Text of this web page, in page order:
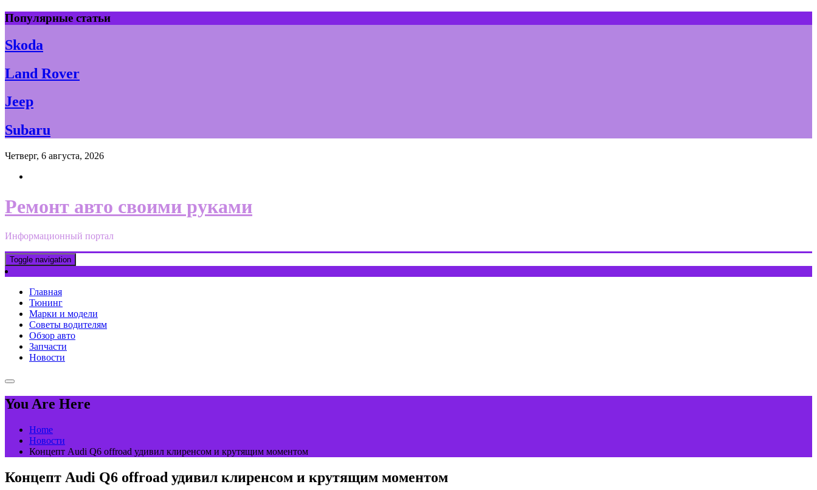
Skip
to
content
Популярные статьи
Skoda
Land Rover
Jeep
Subaru
Четверг, 6 августа, 2026
Ремонт авто своими руками
Информационный портал
Toggle navigation
Главная
Тюнинг
Марки и модели
Советы водителям
Обзор авто
Запчасти
Новости
You Are Here
Home
Новости
Концепт Audi Q6 offroad удивил клиренсом и крутящим моментом
Концепт Audi Q6 offroad удивил клиренсом и крутящим моментом